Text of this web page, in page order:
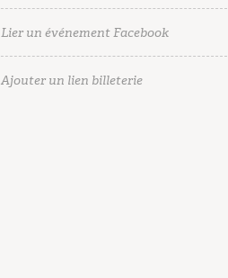
Lier un événement Facebook
Ajouter un lien billeterie